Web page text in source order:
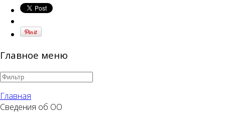
Главное меню
Главная
Сведения об ОО